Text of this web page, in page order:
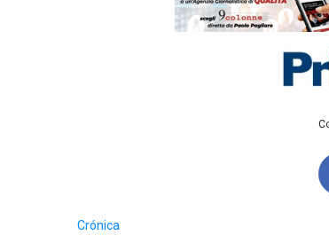
Crónica